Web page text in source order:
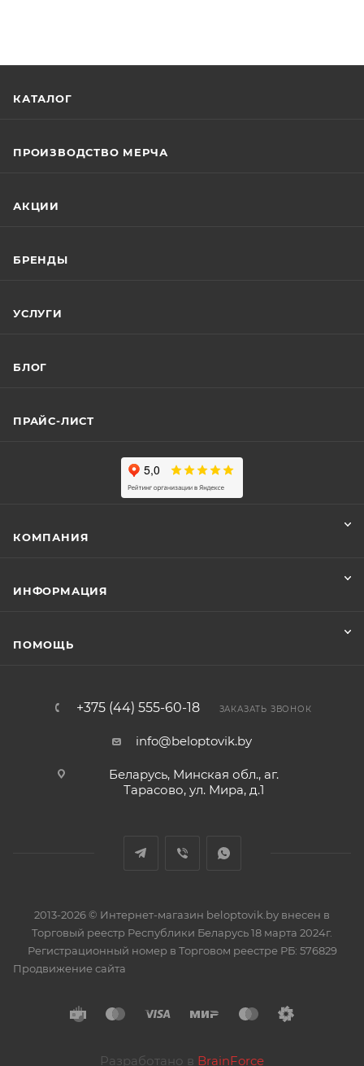
КАТАЛОГ
ПРОИЗВОДСТВО МЕРЧА
АКЦИИ
БРЕНДЫ
УСЛУГИ
БЛОГ
ПРАЙС-ЛИСТ
КОМПАНИЯ
ИНФОРМАЦИЯ
ПОМОЩЬ
+375 (44) 555-60-18 ЗАКАЗАТЬ ЗВОНОК
info@beloptovik.by
Беларусь, Минская обл., аг.
Тарасово, ул. Мира, д.1
2013-2026 © Интернет-магазин beloptovik.by внесен в
Торговый реестр Республики Беларусь 18 марта 2024г.
Регистрационный номер в Торговом реестре РБ: 576829
Продвижение сайта
Разработано в BrainForce